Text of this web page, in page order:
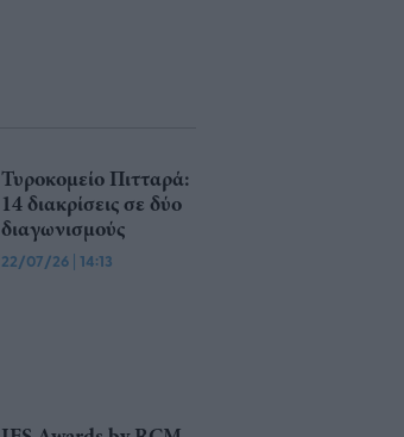
Τυροκομείο Πιτταρά:
14 διακρίσεις σε δύο
διαγωνισμούς
22/07/26 | 14:13